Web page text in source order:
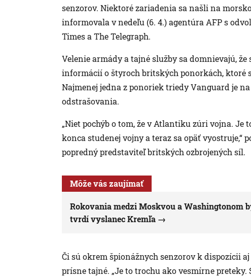
senzorov. Niektoré zariadenia sa našli na
informovala v nedeľu (6. 4.) agentúra AFP s
Times a The Telegraph.
Velenie armády a tajné služby sa domnievajú,
informácií o štyroch britských ponorkách, ktoré
Najmenej jedna z ponoriek triedy Vanguard je
odstrašovania.
„Niet pochýb o tom, že v Atlantiku zúri vojna. Je
konca studenej vojny a teraz sa opäť vyostruje,“
popredný predstaviteľ britských ozbrojených síl.
Môže vás zaujímať
Rokovania medzi Moskvou a Washingtonom
tvrdí vyslanec Kremľa
Či sú okrem špionážnych senzorov k dispozícii
prísne tajné. „Je to trochu ako vesmírne